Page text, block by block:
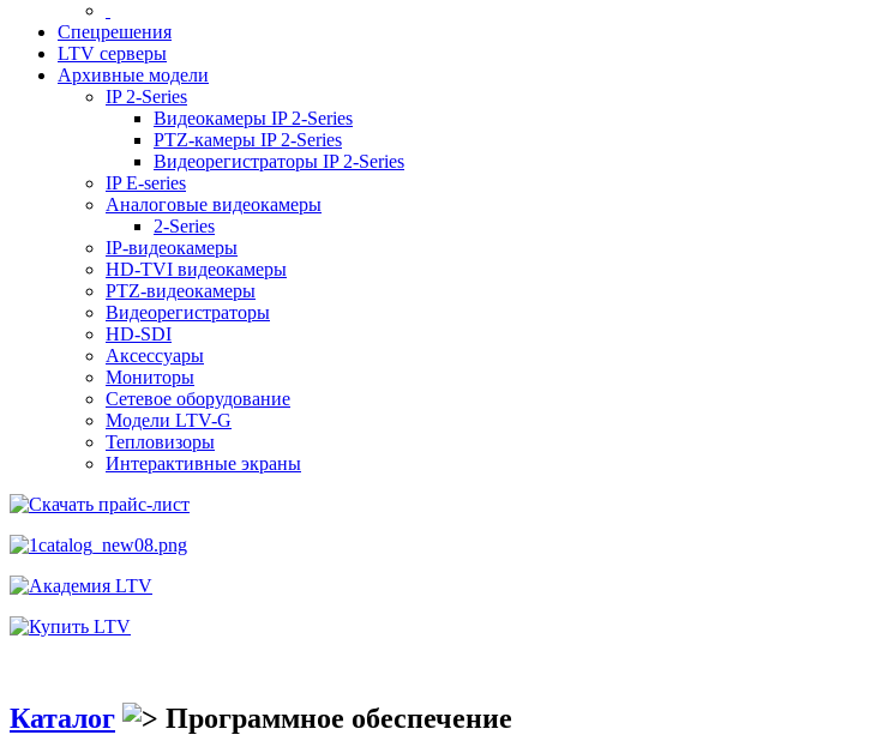
Спецрешения
LTV серверы
Архивные модели
IP 2-Series
Видеокамеры IP 2-Series
PTZ-камеры IP 2-Series
Видеорегистраторы IP 2-Series
IP E-series
Аналоговые видеокамеры
2-Series
IP-видеокамеры
HD-TVI видеокамеры
PTZ-видеокамеры
Видеорегистраторы
HD-SDI
Аксессуары
Мониторы
Сетевое оборудование
Модели LTV-G
Тепловизоры
Интерактивные экраны
Каталог Программное обеспечение